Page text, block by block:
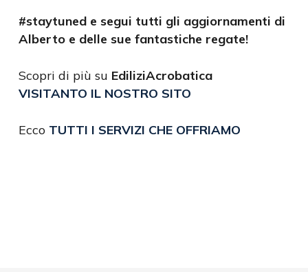
#staytuned e segui tutti gli aggiornamenti di
Alberto e delle sue fantastiche regate!
Scopri di più su EdiliziAcrobatica
VISITANTO IL NOSTRO SITO
Ecco TUTTI I SERVIZI CHE OFFRIAMO